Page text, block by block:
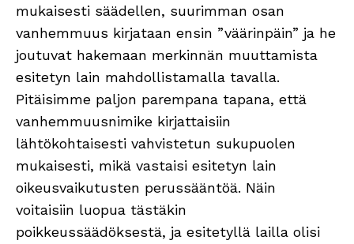
mukaisesti säädellen, suurimman osan
vanhemmuus kirjataan ensin ”väärinpäin” ja he
joutuvat hakemaan merkinnän muuttamista
esitetyn lain mahdollistamalla tavalla.
Pitäisimme paljon parempana tapana, että
vanhemmuusnimike kirjattaisiin
lähtökohtaisesti vahvistetun sukupuolen
mukaisesti, mikä vastaisi esitetyn lain
oikeusvaikutusten perussääntöä. Näin
voitaisiin luopua tästäkin
poikkeussäädöksestä, ja esitetyllä lailla olisi